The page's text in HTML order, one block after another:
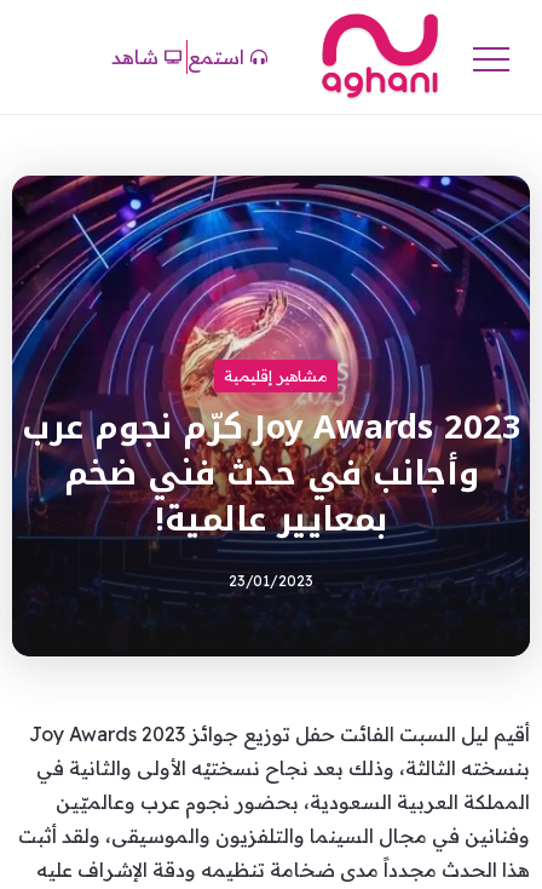
استمع شاهد
مشاهير إقليمية
Joy Awards 2023 كرّم نجوم عرب
وأجانب في حدث فني ضخم
بمعايير عالمية!
23/01/2023
أقيم ليل السبت الفائت حفل توزيع جوائز Joy Awards 2023
بنسخته الثالثة، وذلك بعد نجاح نسختيْه الأولى والثانية في
المملكة العربية السعودية، بحضور نجوم عرب وعالميّين
وفنانين في مجال السينما والتلفزيون والموسيقى، ولقد أثبت
هذا الحدث مجدداً مدى ضخامة تنظيمه ودقة الإشراف عليه